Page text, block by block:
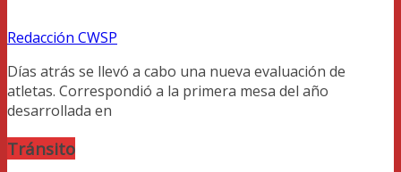
Redacción CWSP
Días atrás se llevó a cabo una nueva evaluación de
atletas. Correspondió a la primera mesa del año
desarrollada en
Tránsito